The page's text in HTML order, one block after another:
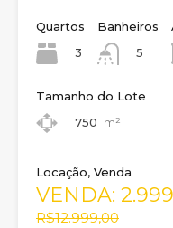
Quartos
3
Banheiros
5
Tamanho do Lote
750 m²
Locação, Venda
VENDA:
R$12.999,00